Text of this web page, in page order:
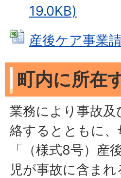
19.0KB)
産後ケア事業
町内に所在
業務により事故
絡するとともに
「（様式8号）産
児が事故に含ま